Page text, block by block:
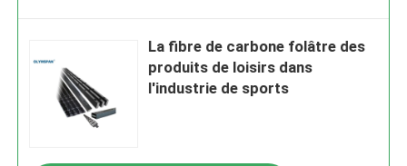
La fibre de carbone folâtre des
produits de loisirs dans
l'industrie de sports